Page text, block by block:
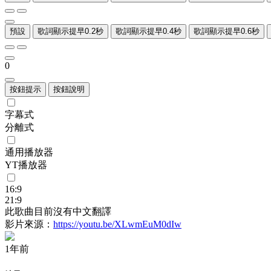
預設 歌詞顯示提早0.2秒 歌詞顯示提早0.4秒 歌詞顯示提早0.6秒
0
按鈕提示 按鈕說明
字幕式
分離式
通用播放器
YT播放器
16:9
21:9
此歌曲目前沒有中文翻譯
影片來源： https://youtu.be/XLwmEuM0dIw
1年前